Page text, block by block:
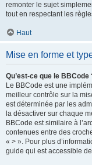
remonter le sujet
tout en respectant les
Haut
Mise en forme et
Qu’est-ce que le BBCode
Le BBCode est une
meilleur contrôle sur la
est déterminée par les
la désactiver sur chaque
BBCode est similaire à
contenues entre des
« > ». Pour plus
guide qui est accessible